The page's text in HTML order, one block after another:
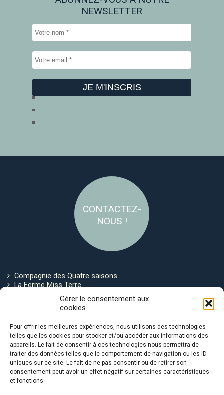
Gérer le consentement aux
cookies
Pour offrir les meilleures expériences, nous utilisons des technologies
telles que les cookies pour stocker et/ou accéder aux informations des
appareils. Le fait de consentir à ces technologies nous permettra de
traiter des données telles que le comportement de navigation ou les ID
uniques sur ce site. Le fait de ne pas consentir ou de retirer son
consentement peut avoir un effet négatif sur certaines caractéristiques
et fonctions.
NEWSLETTER
CONTACTEZ-
NOUS !
Compagnie des Quatre saisons
La Ferme Miss Terre
Politique de cookies